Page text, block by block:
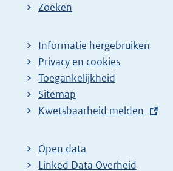
Zoeken
Informatie hergebruiken
Privacy en cookies
Toegankelijkheid
Sitemap
E
t
e
Kwetsbaarheid melden
Open data
Linked Data Overheid